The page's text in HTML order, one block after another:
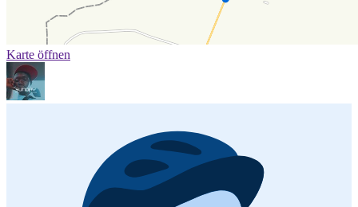
Karte öffnen